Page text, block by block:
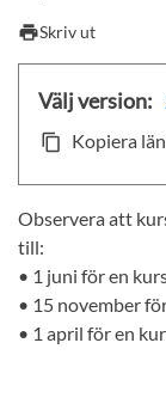
printSkriv ut
Välj version:
content_copy Kopiera
Observera att
till:
• 1 juni för en
• 15 november
• 1 april för en